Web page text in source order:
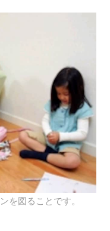
を図ることです。